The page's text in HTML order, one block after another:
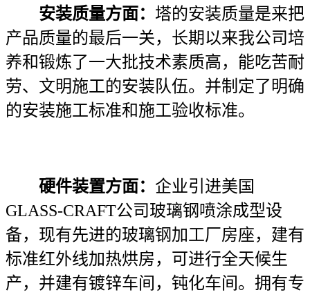
安装质量方面： 塔的安装质量是来把
产品质量的最后一关，长期以来我公司培
养和锻炼了一大批技术素质高，能吃苦耐
劳、文明施工的安装队伍。并制定了明确
的安装施工标准和施工验收标准。
硬件装置方面： 企业引进美国
GLASS-CRAFT公司玻璃钢喷涂成型设
备，现有先进的玻璃钢加工厂房座，建有
标准红外线加热烘房，可进行全天候生
产，并建有镀锌车间，钝化车间。拥有专